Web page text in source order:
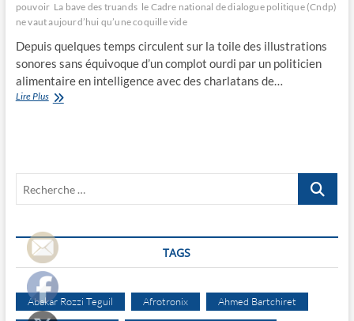
pouvoir La bave des truands le Cadre national de dialogue politique (Cndp)
ne vaut aujourd’hui qu’une coquille vide
Depuis quelques temps circulent sur la toile des illustrations
sonores sans équivoque d’un complot ourdi par un politicien
alimentaire en intelligence avec des charlatans de…
Lire PlusLa
Recherche
TAGS
Abakar Rozzi Teguil Afrotronix Ahmed Bartchiret